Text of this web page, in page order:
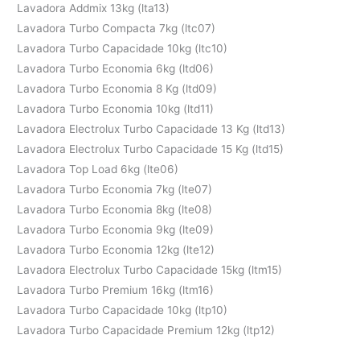
Lavadora Addmix 13kg (lta13)
Lavadora Turbo Compacta 7kg (ltc07)
Lavadora Turbo Capacidade 10kg (ltc10)
Lavadora Turbo Economia 6kg (ltd06)
Lavadora Turbo Economia 8 Kg (ltd09)
Lavadora Turbo Economia 10kg (ltd11)
Lavadora Electrolux Turbo Capacidade 13 Kg (ltd13)
Lavadora Electrolux Turbo Capacidade 15 Kg (ltd15)
Lavadora Top Load 6kg (lte06)
Lavadora Turbo Economia 7kg (lte07)
Lavadora Turbo Economia 8kg (lte08)
Lavadora Turbo Economia 9kg (lte09)
Lavadora Turbo Economia 12kg (lte12)
Lavadora Electrolux Turbo Capacidade 15kg (ltm15)
Lavadora Turbo Premium 16kg (ltm16)
Lavadora Turbo Capacidade 10kg (ltp10)
Lavadora Turbo Capacidade Premium 12kg (ltp12)